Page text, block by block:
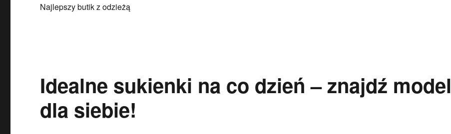
Najlepszy butik z odzieżą
Idealne sukienki na co dzień – znajdź model
dla siebie!